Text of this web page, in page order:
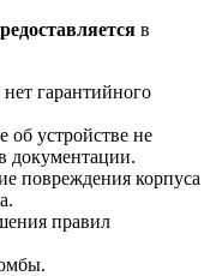
в
нет гарантийного
устройстве не
документации.
повреждения корпуса
правил